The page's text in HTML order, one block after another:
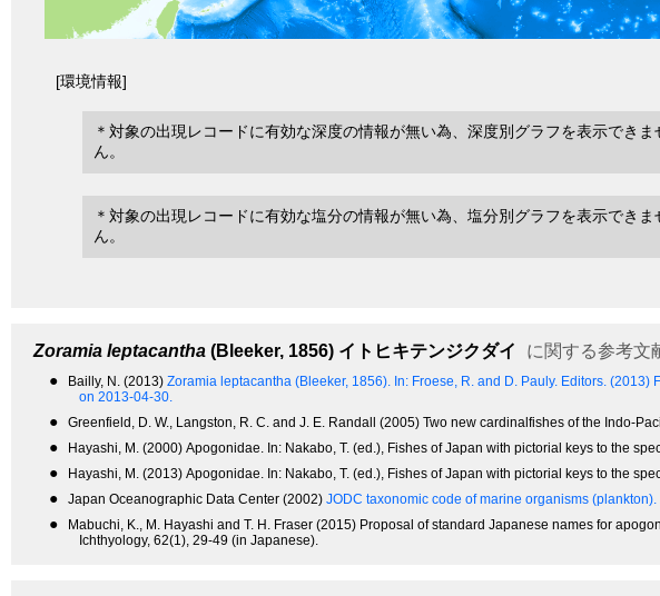
[環境情報]
＊対象の出現レコードに有効な深度の情報が無い為、深度別グラフを表示できま
ん。
＊対象の出現レコードに有効な塩分の情報が無い為、塩分別グラフを表示できま
ん。
Zoramia leptacantha (Bleeker, 1856) イトヒキテンジクダイ に関する参考文
● Bailly, N. (2013) Zoramia leptacantha (Bleeker, 1856). In: Froese, R. and D. Pauly. Editors.
on 2013-04-30.
● Greenfield, D. W., Langston, R. C. and J. E. Randall (2005) Two new cardinalfishes of the Indo-
● Hayashi, M. (2000) Apogonidae. In: Nakabo, T. (ed.), Fishes of Japan with pictorial keys to the
● Hayashi, M. (2013) Apogonidae. In: Nakabo, T. (ed.), Fishes of Japan with pictorial keys to the
● Japan Oceanographic Data Center (2002) JODC taxonomic code of marine organisms (plankton).
●
Mabuchi, K., M. Hayashi and T. H. Fraser (2015) Proposal of standard Japanese names for
Ichthyology, 62(1), 29-49 (in Japanese).